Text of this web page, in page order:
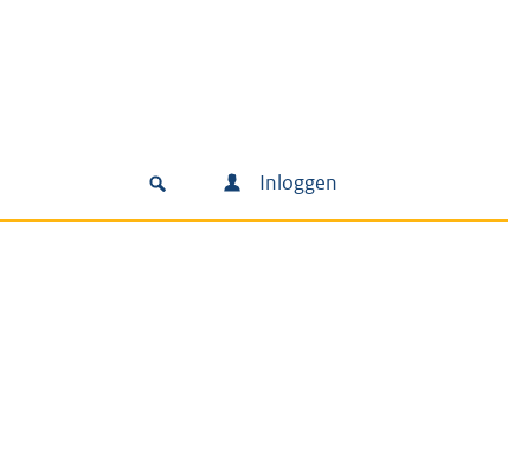
Inloggen